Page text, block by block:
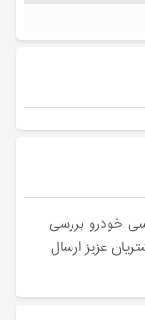
شماره شاسی خودرو بررسی
عزیز ارسال